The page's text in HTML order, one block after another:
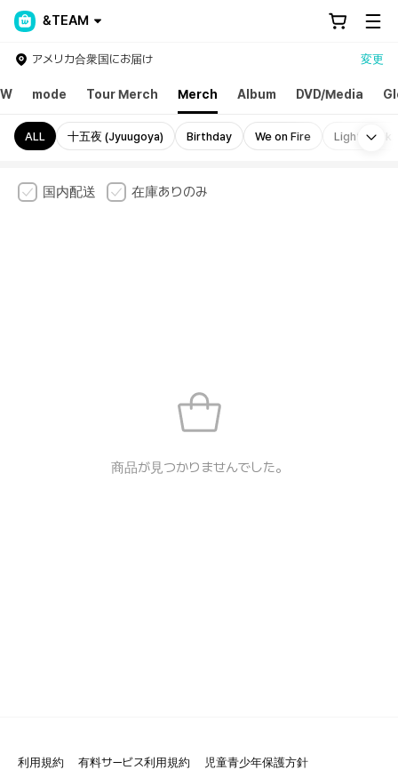
&TEAM
アメリカ合衆国にお届け 変更
mode Tour Merch Merch Album DVD/Media
ALL 十五夜 (Jyuugoya) Birthday We on Fire Light Stick
国内配送 在庫ありのみ
商品が見つかりませんでした。
利用規約 有料サービス利用規約
児童青少年保護方針